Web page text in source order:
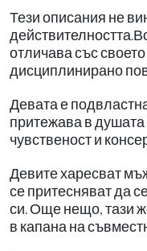
Тези описания не
отличава със
дисциплинирано
Девата е
притежава в душата
чувственост и
Девите харесват
се притесняват да
си. Още нещо, тази
в капана на